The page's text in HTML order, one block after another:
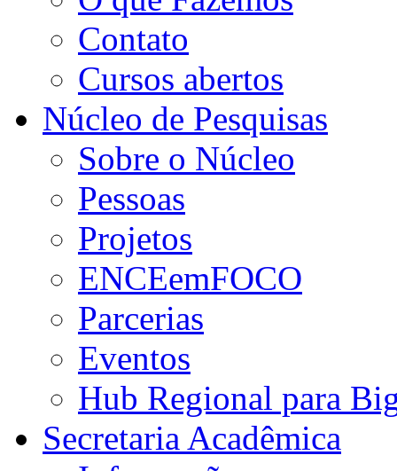
Contato
Cursos abertos
Núcleo de Pesquisas
Sobre o Núcleo
Pessoas
Projetos
ENCEemFOCO
Parcerias
Eventos
Hub Regional para
Secretaria Acadêmica